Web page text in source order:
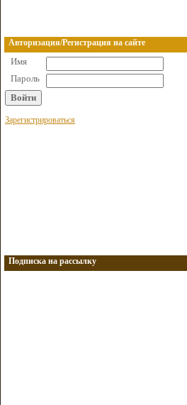
Авторизация/Регистрация на сайте
Имя
Пароль
Зарегистрироваться
Подписка на рассылку